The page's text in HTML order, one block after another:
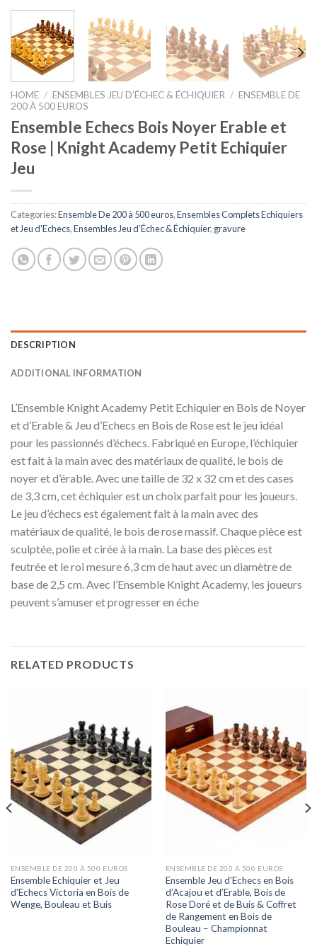
HOME / ENSEMBLES JEU D’ÉCHEC & ÉCHIQUIER / ENSEMBLE DE
200 À 500 EUROS
Ensemble Echecs Bois Noyer Erable et
Rose | Knight Academy Petit Echiquier
Jeu
Categories:Ensemble De 200 à 500 euros,Ensembles Complets Echiquiers
et Jeu d'Echecs,Ensembles Jeu d’Échec & Échiquier, gravure
DESCRIPTION
ADDITIONAL INFORMATION
L’Ensemble Knight Academy Petit Echiquier en Bois de Noyer
et d’Erable & Jeu d’Echecs en Bois de Rose est le jeu idéal
pour les passionnés d’échecs. Fabriqué en Europe, l’échiquier
est fait à la main avec des matériaux de qualité, le bois de
noyer et d’érable. Avec une taille de 32 x 32 cm et des cases
de 3,3 cm, cet échiquier est un choix parfait pour les joueurs.
Le jeu d’échecs est également fait à la main avec des
matériaux de qualité, le bois de rose massif. Chaque pièce est
sculptée, polie et cirée à la main. La base des pièces est
feutrée et le roi mesure 6,3 cm de haut avec un diamètre de
base de 2,5 cm. Avec l’Ensemble Knight Academy, les joueurs
peuvent s’amuser et progresser en éche
RELATED PRODUCTS
ENSEMBLE DE 200 À 500 EUROS
Ensemble Echiquier et Jeu
d’Echecs Victoria en Bois de
Wenge, Bouleau et Buis
ENSEMBLE DE 200 À 500 EUROS
Ensemble Jeu d’Echecs en Bois
d’Acajou et d’Erable, Bois de
Rose Doré et de Buis & Coffret
de Rangement en Bois de
Bouleau – Championnat
Echiquier